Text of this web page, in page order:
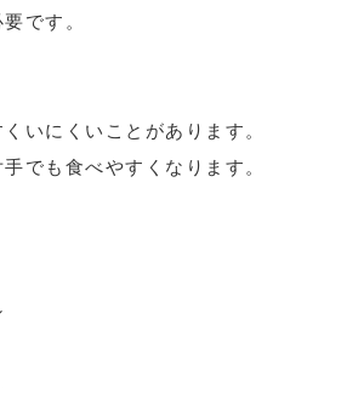
です。
いにくいことがあります。
でも食べやすくなります。